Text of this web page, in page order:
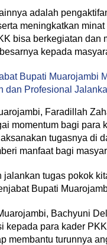
adalah
meningkatkan minat
bisa berkegiatan dan
kepada
Bupati Muarojambi
dan Profesional
Faradillah
momentum bagi para
tugasnya di
manfaat bagi
jalankan tugas pokok
Bupati
Bachyuni
kepada para kader
membantu turunnya